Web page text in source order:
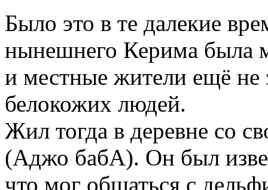
Было это в те далекие
нынешнего Керима была
и местные жители ещё не
белокожих людей.
Жил тогда в деревне со
(Аджо бабА). Он был
что мог общаться с